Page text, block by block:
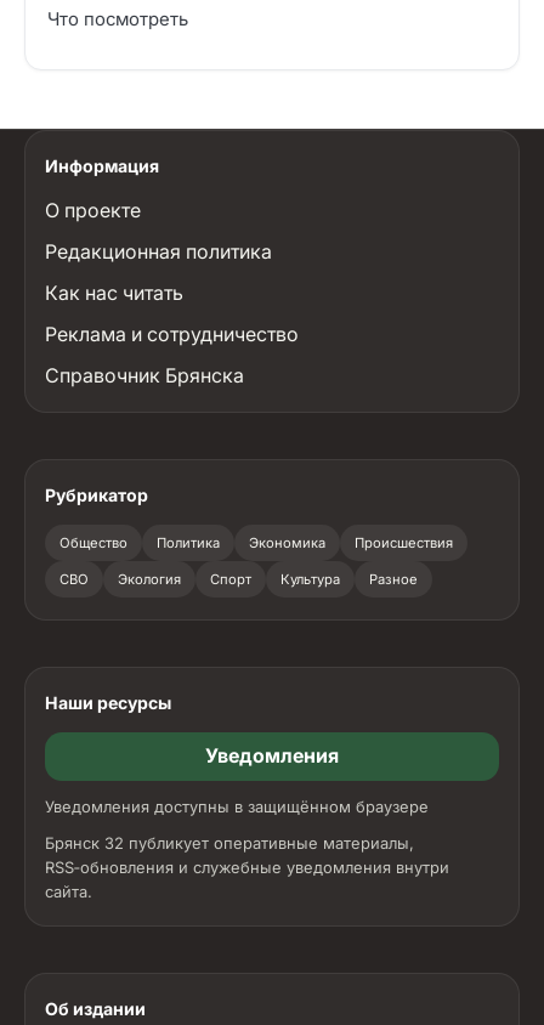
Что посмотреть
Информация
О проекте
Редакционная политика
Как нас читать
Реклама и сотрудничество
Справочник Брянска
Рубрикатор
Общество Политика Экономика Происшествия
СВО Экология Спорт Культура Разное
Наши ресурсы
Уведомления
Уведомления доступны в защищённом браузере
Брянск 32 публикует оперативные материалы,
RSS‑обновления и служебные уведомления внутри
сайта.
Об издании